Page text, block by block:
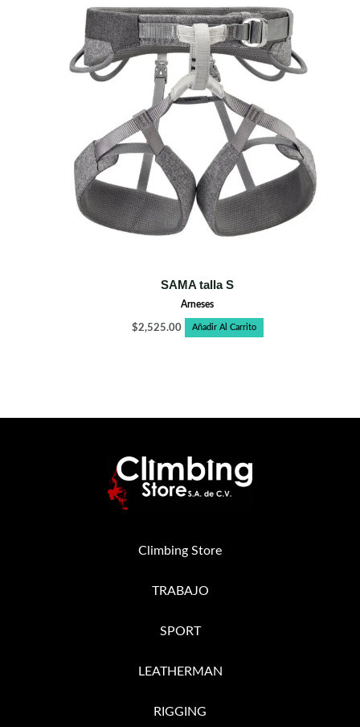
SAMA talla S
Arneses
$2,525.00 Añadir Al Carrito
Climbing Store
TRABAJO
SPORT
LEATHERMAN
RIGGING